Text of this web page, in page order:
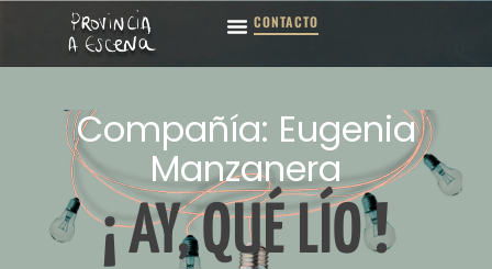
CONTACTO
Compañía: Eugenia
Manzanera
¡ AY, QUÉ LÍO !